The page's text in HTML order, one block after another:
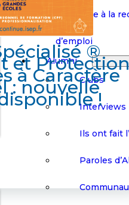
Aide à la
d’emploi
Alumni
Clubs
Interviews
Ils ont fait
Paroles
®
et
à Caractère
: nouvelle
!